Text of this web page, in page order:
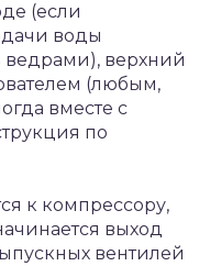
(если
воды
ведрами), верхний
(любым,
вместе с
по
к компрессору,
выход
вентилей